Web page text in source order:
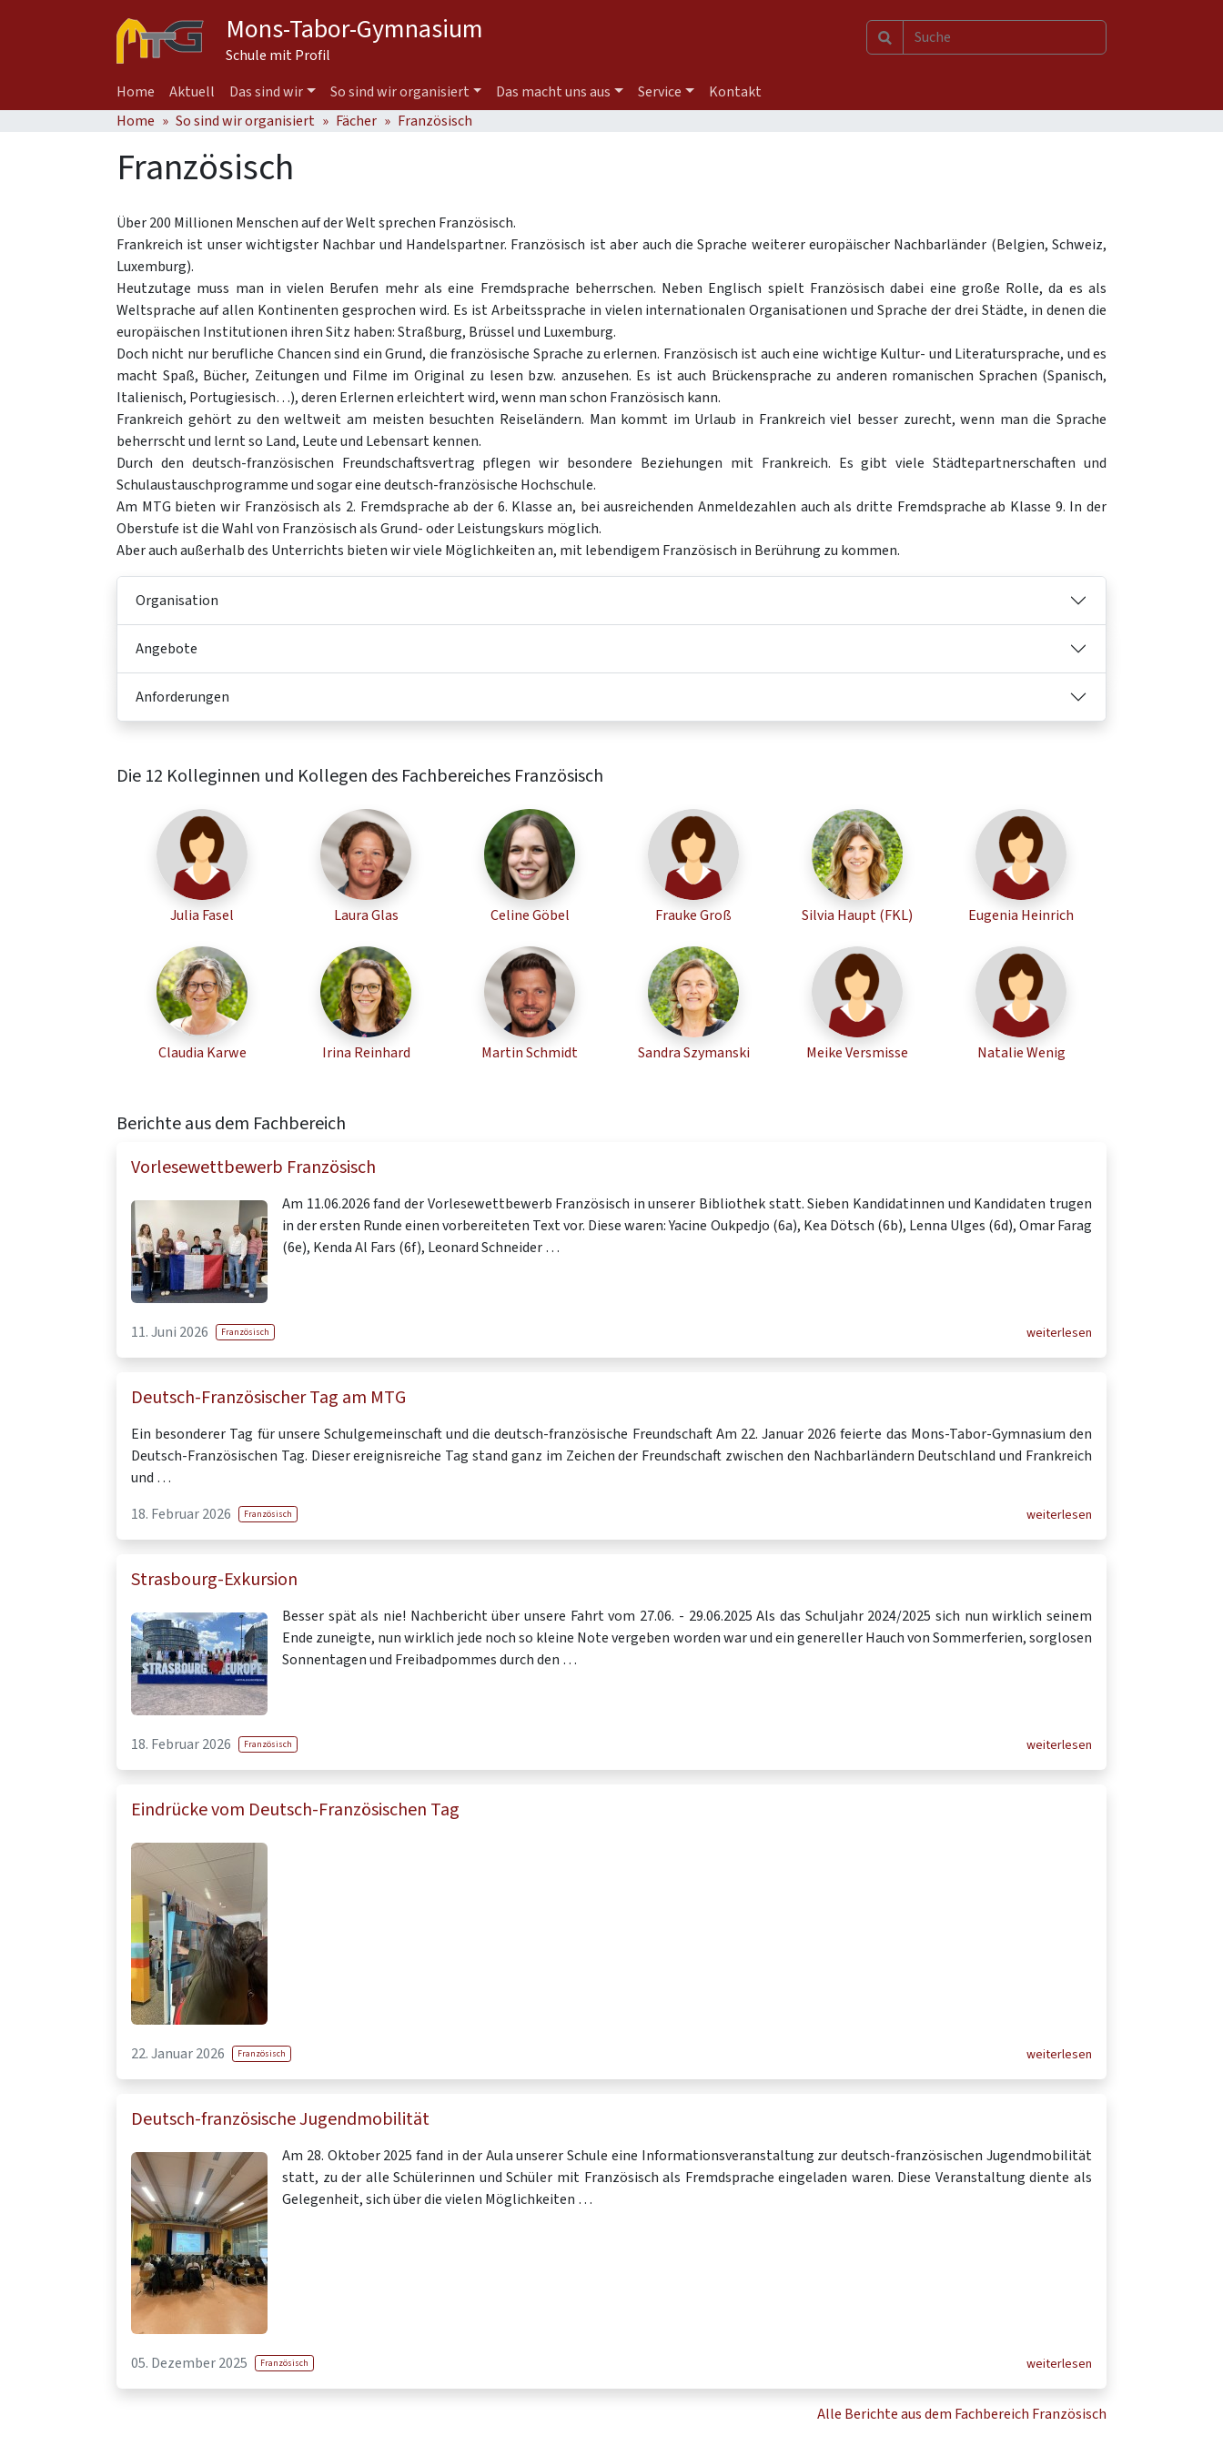
Mons-Tabor-Gymnasium
Schule mit Profil
Home
Aktuell Das sind wir So sind wir organisiert Das macht uns aus Service
Kontakt
Home
So sind wir organisiert Fächer Französisch
Französisch
Über 200 Millionen Menschen auf der Welt sprechen Französisch.
Frankreich ist unser wichtigster Nachbar und Handelspartner. Französisch ist aber auch die Sprache weiterer europäischer Nachbarländer (Belgien, Schweiz,
Luxemburg).
Heutzutage muss man in vielen Berufen mehr als eine Fremdsprache beherrschen. Neben Englisch spielt Französisch dabei eine große Rolle, da es als
Weltsprache auf allen Kontinenten gesprochen wird. Es ist Arbeitssprache in vielen internationalen Organisationen und Sprache der drei Städte, in denen die
europäischen Institutionen ihren Sitz haben: Straßburg, Brüssel und Luxemburg.
Doch nicht nur berufliche Chancen sind ein Grund, die französische Sprache zu erlernen. Französisch ist auch eine wichtige Kultur- und Literatursprache, und es
macht Spaß, Bücher, Zeitungen und Filme im Original zu lesen bzw. anzusehen. Es ist auch Brückensprache zu anderen romanischen Sprachen (Spanisch,
Italienisch, Portugiesisch…), deren Erlernen erleichtert wird, wenn man schon Französisch kann.
Frankreich gehört zu den weltweit am meisten besuchten Reiseländern. Man kommt im Urlaub in Frankreich viel besser zurecht, wenn man die Sprache
beherrscht und lernt so Land, Leute und Lebensart kennen.
Durch den deutsch-französischen Freundschaftsvertrag pflegen wir besondere Beziehungen mit Frankreich. Es gibt viele Städtepartnerschaften und
Schulaustauschprogramme und sogar eine deutsch-französische Hochschule.
Am MTG bieten wir Französisch als 2. Fremdsprache ab der 6. Klasse an, bei ausreichenden Anmeldezahlen auch als dritte Fremdsprache ab Klasse 9. In der
Oberstufe ist die Wahl von Französisch als Grund- oder Leistungskurs möglich.
Aber auch außerhalb des Unterrichts bieten wir viele Möglichkeiten an, mit lebendigem Französisch in Berührung zu kommen.
Organisation
Angebote
Anforderungen
Die 12 Kolleginnen und Kollegen des Fachbereiches Französisch
Julia Fasel Laura Glas Celine Göbel Frauke Groß Silvia Haupt (FKL) Eugenia Heinrich
Claudia Karwe Irina Reinhard Martin Schmidt Sandra Szymanski Meike Versmisse Natalie Wenig
Berichte aus dem Fachbereich
Vorlesewettbewerb Französisch
Am 11.06.2026 fand der Vorlesewettbewerb Französisch in unserer Bibliothek statt. Sieben Kandidatinnen und Kandidaten trugen
in der ersten Runde einen vorbereiteten Text vor. Diese waren: Yacine Oukpedjo (6a), Kea Dötsch (6b), Lenna Ulges (6d), Omar Farag
(6e), Kenda Al Fars (6f), Leonard Schneider …
11. Juni 2026 Französisch weiterlesen
Deutsch-Französischer Tag am MTG
Ein besonderer Tag für unsere Schulgemeinschaft und die deutsch-französische Freundschaft Am 22. Januar 2026 feierte das Mons-Tabor-Gymnasium den
Deutsch-Französischen Tag. Dieser ereignisreiche Tag stand ganz im Zeichen der Freundschaft zwischen den Nachbarländern Deutschland und Frankreich
und …
18. Februar 2026
Französisch weiterlesen
Strasbourg-Exkursion
Besser spät als nie! Nachbericht über unsere Fahrt vom 27.06. - 29.06.2025 Als das Schuljahr 2024/2025 sich nun wirklich seinem
Ende zuneigte, nun wirklich jede noch so kleine Note vergeben worden war und ein genereller Hauch von Sommerferien, sorglosen
Sonnentagen und Freibadpommes durch den …
18. Februar 2026 Französisch weiterlesen
Eindrücke vom Deutsch-Französischen Tag
22. Januar 2026 Französisch weiterlesen
Deutsch-französische Jugendmobilität
Am 28. Oktober 2025 fand in der Aula unserer Schule eine Informationsveranstaltung zur deutsch-französischen Jugendmobilität
statt, zu der alle Schülerinnen und Schüler mit Französisch als Fremdsprache eingeladen waren. Diese Veranstaltung diente als
Gelegenheit, sich über die vielen Möglichkeiten …
05. Dezember 2025 Französisch weiterlesen
Alle Berichte aus dem Fachbereich Französisch